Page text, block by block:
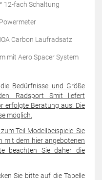
12-fach Schaltung
Carbon Laufradsatz
mit Aero Spacer System
Bedürfnisse und Größe
Radsport Smit liefert
erfolgte Beratung aus! Die
möglich.
Teil Modellbeispiele. Sie
mit dem hier angebotenen
beachten Sie daher die
Sie bitte auf die Tabelle